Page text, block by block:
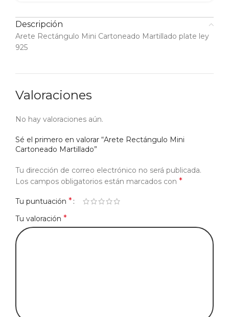
Descripción
Arete Rectángulo Mini Cartoneado Martillado plate ley
925
Valoraciones
No hay valoraciones aún.
Sé el primero en valorar “Arete Rectángulo Mini
Cartoneado Martillado”
Tu dirección de correo electrónico no será publicada.
Los campos obligatorios están marcados con *
Tu puntuación *
Tu valoración *